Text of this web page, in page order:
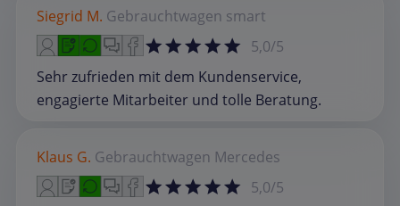
Siegrid M. Gebrauchtwagen smart
5,0/5
Sehr zufrieden mit dem Kundenservice,
engagierte Mitarbeiter und tolle Beratung.
Klaus G. Gebrauchtwagen Mercedes
5,0/5